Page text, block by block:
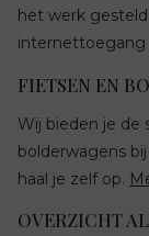
het werk
internettoegang
FIETSEN EN
Wij bieden je de
bolderwagens
haal je zelf op.
OVERZICHT